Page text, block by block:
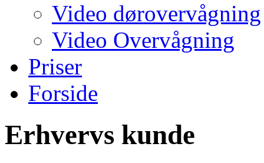
Video dørovervågning
Video Overvågning
Priser
Forside
Erhvervs kunde